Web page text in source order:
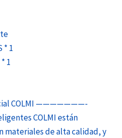
* 1
1
COLMI ———————-
COLMI están
materiales de alta calidad, y